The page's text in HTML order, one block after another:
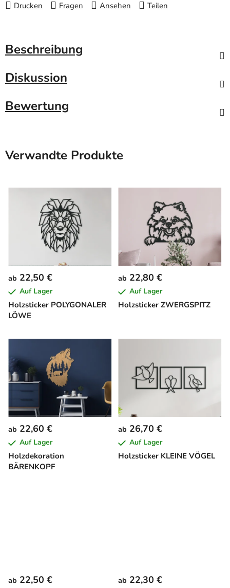
Drucken Fragen Ansehen Teilen
Beschreibung
Diskussion
Bewertung
Verwandte Produkte
Holzsticker POLYGONALER
LÖWE
ab 22,50 €
Auf Lager
Holzsticker ZWERGSPITZ
ab 22,80 €
Auf Lager
Holzdekoration
BÄRENKOPF
ab 22,60 €
Auf Lager
Holzsticker KLEINE VÖGEL
ab 26,70 €
Auf Lager
ab 22,50 € ab 22,30 €